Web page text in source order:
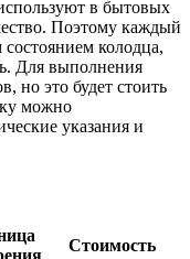
в бытовых
Поэтому каждый
колодца,
Для выполнения
но это будет стоить
можно
указания и
Стоимость